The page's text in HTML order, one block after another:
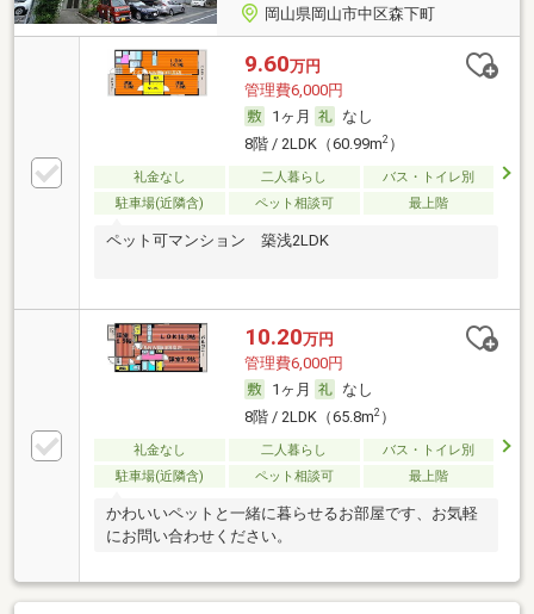
岡山県岡山市中区森下町
9.60万円
管理費6,000円
1ヶ月
なし
8階 / 2LDK（60.99m2）
礼金なし 二人暮らし
バス・トイレ別
駐車場(近隣含)
ペット相談可 最上階
ペット可マンション 築浅2LDK
10.20万円
管理費6,000円
1ヶ月
なし
8階 / 2LDK（65.8m2）
礼金なし 二人暮らし
バス・トイレ別
駐車場(近隣含)
ペット相談可 最上階
かわいいペットと一緒に暮らせるお部屋です、お気軽
にお問い合わせください。